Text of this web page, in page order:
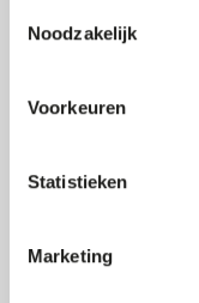
Noodzakelijk
Voorkeuren
Statistieken
Marketing
Laure Brenas
Het aanbieden
Op zoek naar
piece picking als
pakketten,